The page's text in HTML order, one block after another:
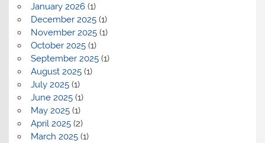
January 2026(1)
December 2025(1)
November 2025(1)
October 2025(1)
September 2025(1)
August 2025(1)
July 2025(1)
June 2025(1)
May 2025(1)
April 2025(2)
March 2025(1)